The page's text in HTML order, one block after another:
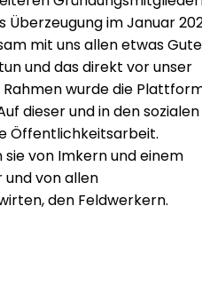
Überzeugung im Januar
mit uns allen etwas
und das direkt vor unser
Rahmen wurde die
dieser und in den sozialen
Öffentlichkeitsarbeit.
von Imkern und einem
von allen
den Feldwerkern.